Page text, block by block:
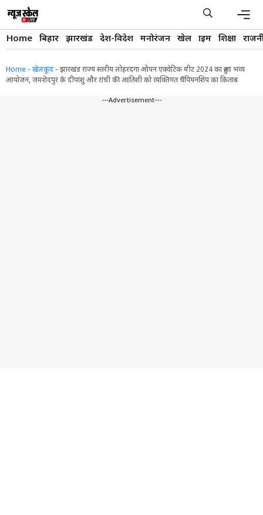
content
Home बिहार झारखंड देश-विदेश मनोरंजन खेल क्राइम शिक्षा
Home - खेलकूद - झारखंड राज्य स्तरीय लोहरदगा ओपन एक्वेटिक मीट 2024 का हुआ भव्य
आयोजन, जमशेदपुर के दीपांशु और रांची की आतिशी को व्यक्तिगत चैंपियनशिप का किताब
---Advertisement---